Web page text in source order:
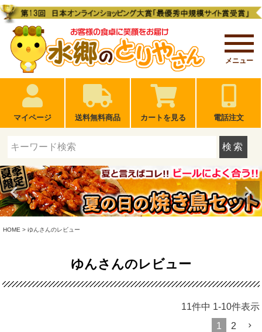
メニュー
マイページ 送料無料商品 カートを見る 電話注文
検索
HOME ゆんさんのレビュー
ゆんさんのレビュー
11件中 1-10件表示
1
2